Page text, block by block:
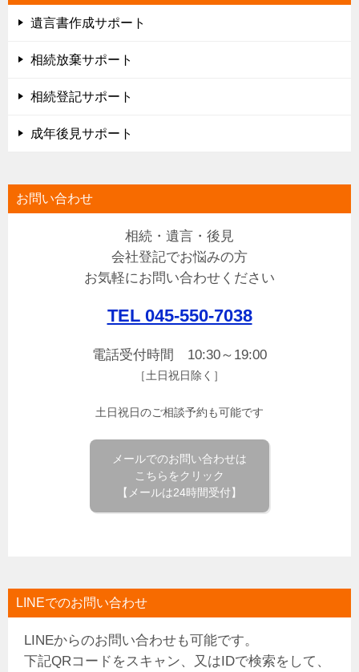
遺言書作成サポート
相続放棄サポート
相続登記サポート
成年後見サポート
お問い合わせ
相続・遺言・後見
会社登記でお悩みの方
お気軽にお問い合わせください
TEL 045-550-7038
電話受付時間 10:30～19:00
［土日祝日除く］
土日祝日のご相談予約も可能です
メールでのお問い合わせは
こちらをクリック
【メールは24時間受付】
LINEでのお問い合わせ
LINEからのお問い合わせも可能です。
下記QRコードをスキャン、又はIDで検索をして、